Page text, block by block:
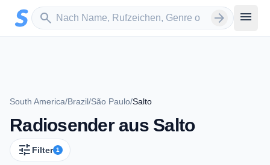
Zum Hauptinhalt springen
search
Sender suchen arrow_forward menu
South America/Brazil/São Paulo/Salto
Radiosender aus Salto
tune Filter 1